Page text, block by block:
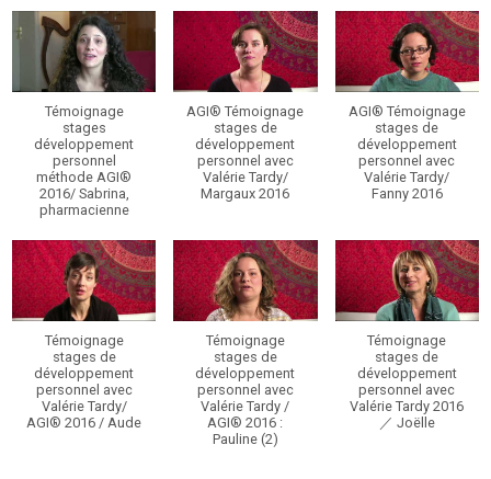
Témoignage
stages
développement
personnel
méthode AGI®
2016/ Sabrina,
pharmacienne
AGI® Témoignage
stages de
développement
personnel avec
Valérie Tardy/
Margaux 2016
AGI® Témoignage
stages de
développement
personnel avec
Valérie Tardy/
Fanny 2016
Témoignage
stages de
développement
personnel avec
Valérie Tardy/
AGI® 2016 / Aude
Témoignage
stages de
développement
personnel avec
Valérie Tardy /
AGI® 2016 :
Pauline (2)
Témoignage
stages de
développement
personnel avec
Valérie Tardy 2016
／ Joëlle